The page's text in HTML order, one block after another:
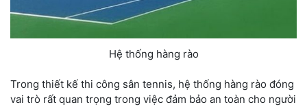
Hệ thống hàng rào
Trong thiết kế thi công sân tennis, hệ thống hàng rào đóng
vai trò rất quan trọng trong việc đảm bảo an toàn cho người